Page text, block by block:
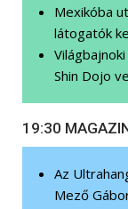
Mexikóba
látogatók
Shin Dojo
19:30
Az
Mező